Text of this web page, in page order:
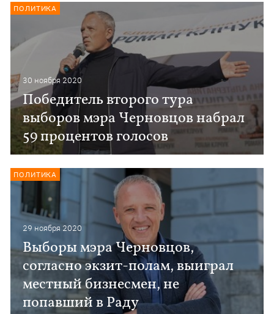
30 ноября 2020
Победитель второго тура
выборов мэра Черновцов набрал
59 процентов голосов
ПОЛИТИКА
29 ноября 2020
Выборы мэра Черновцов,
согласно экзит-полам, выиграл
местный бизнесмен, не
попавший в Раду
ПОЛИТИКА